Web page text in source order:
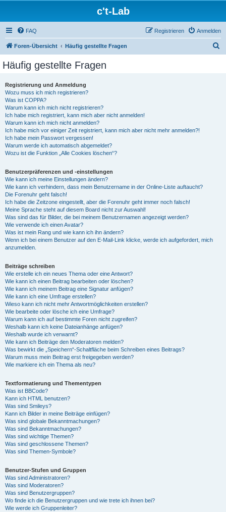
c't-Lab
FAQ Anmelden
Registrieren
Foren-Übersicht Häufig gestellte Fragen
Häufig gestellte Fragen
Registrierung und Anmeldung
Wozu muss ich mich registrieren?
Was ist COPPA?
Warum kann ich mich nicht registrieren?
Ich habe mich registriert, kann mich aber nicht anmelden!
Warum kann ich mich nicht anmelden?
Ich habe mich vor einiger Zeit registriert, kann mich aber nicht mehr anmelden?!
Ich habe mein Passwort vergessen!
Warum werde ich automatisch abgemeldet?
Wozu ist die Funktion „Alle Cookies löschen“?
Benutzerpräferenzen und -einstellungen
Wie kann ich meine Einstellungen ändern?
Wie kann ich verhindern, dass mein Benutzername in der Online-Liste auftaucht?
Die Forenuhr geht falsch!
Ich habe die Zeitzone eingestellt, aber die Forenuhr geht immer noch falsch!
Meine Sprache steht auf diesem Board nicht zur Auswahl!
Was sind das für Bilder, die bei meinem Benutzernamen angezeigt werden?
Wie verwende ich einen Avatar?
Was ist mein Rang und wie kann ich ihn ändern?
Wenn ich bei einem Benutzer auf den E-Mail-Link klicke, werde ich aufgefordert, mich
anzumelden.
Beiträge schreiben
Wie erstelle ich ein neues Thema oder eine Antwort?
Wie kann ich einen Beitrag bearbeiten oder löschen?
Wie kann ich meinem Beitrag eine Signatur anfügen?
Wie kann ich eine Umfrage erstellen?
Wieso kann ich nicht mehr Antwortmöglichkeiten erstellen?
Wie bearbeite oder lösche ich eine Umfrage?
Warum kann ich auf bestimmte Foren nicht zugreifen?
Weshalb kann ich keine Dateianhänge anfügen?
Weshalb wurde ich verwarnt?
Wie kann ich Beiträge den Moderatoren melden?
Was bewirkt die „Speichern“-Schaltfläche beim Schreiben eines Beitrags?
Warum muss mein Beitrag erst freigegeben werden?
Wie markiere ich ein Thema als neu?
Textformatierung und Thementypen
Was ist BBCode?
Kann ich HTML benutzen?
Was sind Smileys?
Kann ich Bilder in meine Beiträge einfügen?
Was sind globale Bekanntmachungen?
Was sind Bekanntmachungen?
Was sind wichtige Themen?
Was sind geschlossene Themen?
Was sind Themen-Symbole?
Benutzer-Stufen und Gruppen
Was sind Administratoren?
Was sind Moderatoren?
Was sind Benutzergruppen?
Wo finde ich die Benutzergruppen und wie trete ich ihnen bei?
Wie werde ich Gruppenleiter?